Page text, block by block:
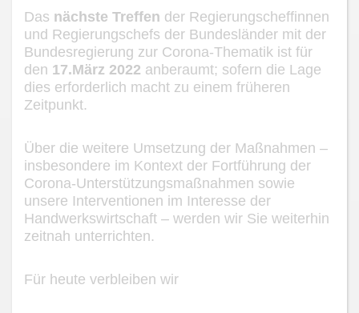
Das nächste Treffen der Regierungscheffinnen
und Regierungschefs der Bundesländer mit der
Bundesregierung zur Corona-Thematik ist für
den 17.März 2022 anberaumt; sofern die Lage
dies erforderlich macht zu einem früheren
Zeitpunkt.
Über die weitere Umsetzung der Maßnahmen –
insbesondere im Kontext der Fortführung der
Corona-Unterstützungsmaßnahmen sowie
unsere Interventionen im Interesse der
Handwerkswirtschaft – werden wir Sie weiterhin
zeitnah unterrichten.
Für heute verbleiben wir